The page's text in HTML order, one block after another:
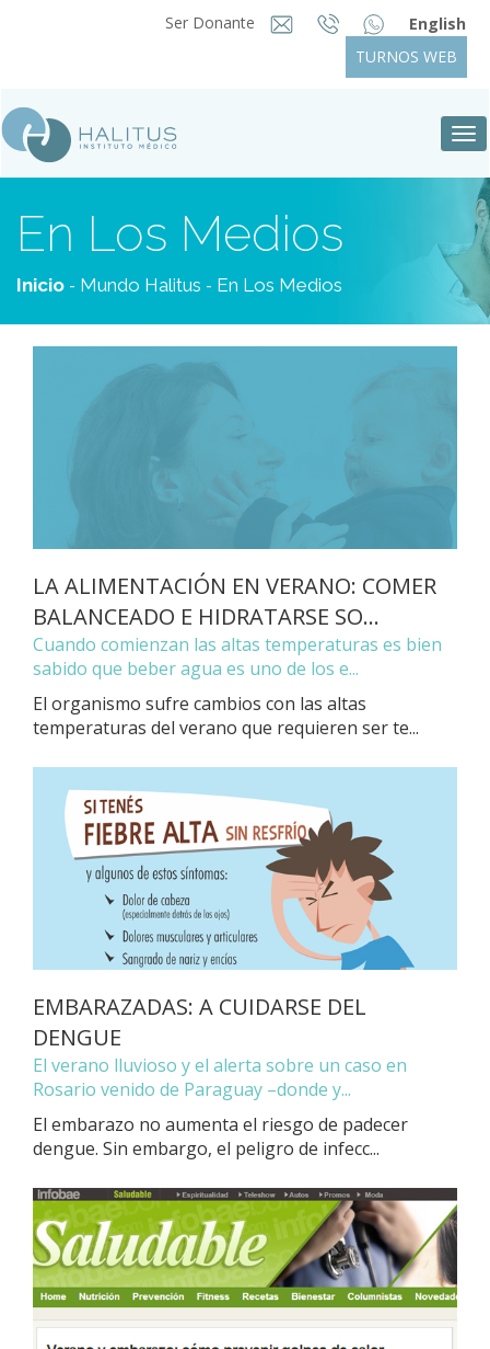
Ser Donante
English
TURNOS WEB
En Los Medios
Inicio - Mundo Halitus - En Los Medios
LA ALIMENTACIÓN EN VERANO: COMER
BALANCEADO E HIDRATARSE SO...
Cuando comienzan las altas temperaturas es bien
sabido que beber agua es uno de los e...
El organismo sufre cambios con las altas
temperaturas del verano que requieren ser te...
EMBARAZADAS: A CUIDARSE DEL
DENGUE
El verano lluvioso y el alerta sobre un caso en
Rosario venido de Paraguay –donde y...
El embarazo no aumenta el riesgo de padecer
dengue. Sin embargo, el peligro de infecc...